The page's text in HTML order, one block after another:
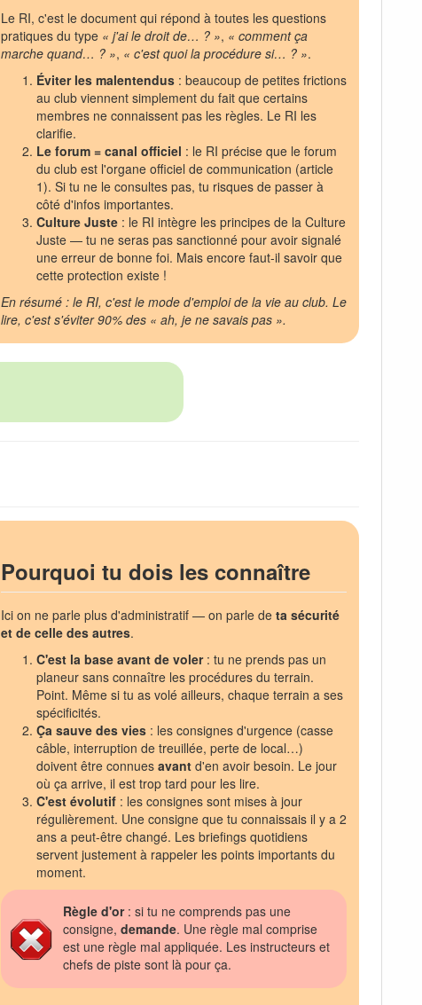
Le RI, c'est le document qui répond à toutes les questions
pratiques du type « j'ai le droit de… ? », « comment ça
marche quand… ? », « c'est quoi la procédure si… ? ».
Éviter les malentendus: beaucoup de petites frictions
au club viennent simplement du fait que certains
membres ne connaissent pas les règles. Le RI les
clarifie.
Le forum = canal officiel : le RI précise que le forum
du club est l'organe officiel de communication (article
1). Si tu ne le consultes pas, tu risques de passer à
côté d'infos importantes.
Culture Juste: le RI intègre les principes de la Culture
Juste — tu ne seras pas sanctionné pour avoir signalé
une erreur de bonne foi. Mais encore faut-il savoir que
cette protection existe !
En résumé : le RI, c'est le mode d'emploi de la vie au club. Le
lire, c'est s'éviter 90% des « ah, je ne savais pas ».
Pourquoi tu dois les connaître
Ici on ne parle plus d'administratif — on parle de ta sécurité
et de celle des autres.
C'est la base avant de voler: tu ne prends pas un
planeur sans connaître les procédures du terrain.
Point. Même si tu as volé ailleurs, chaque terrain a ses
spécificités.
Ça sauve des vies: les consignes d'urgence (casse
câble, interruption de treuillée, perte de local…)
doivent être connues avantd'en avoir besoin. Le jour
où ça arrive, il est trop tard pour les lire.
C'est évolutif: les consignes sont mises à jour
régulièrement. Une consigne que tu connaissais il y a 2
ans a peut-être changé. Les briefings quotidiens
servent justement à rappeler les points importants du
moment.
Règle d'or: si tu ne comprends pas une
consigne, demande. Une règle mal comprise
est une règle mal appliquée. Les instructeurs et
chefs de piste sont là pour ça.